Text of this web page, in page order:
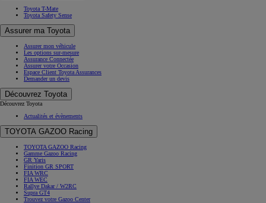
Toyota T-Mate
Toyota Safety Sense
Assurer ma Toyota
Assurer mon véhicule
Les options sur-mesure
Assurance Connectée
Assurer votre Occasion
Espace Client Toyota Assurances
Demander un devis
Découvrez Toyota
Découvrez Toyota
Actualités et évènements
TOYOTA GAZOO Racing
TOYOTA GAZOO Racing
Gamme Gazoo Racing
GR Yaris
Finition GR SPORT
FIA WRC
FIA WEC
Rallye Dakar / W2RC
Supra GT4
Trouvez votre Gazoo Center